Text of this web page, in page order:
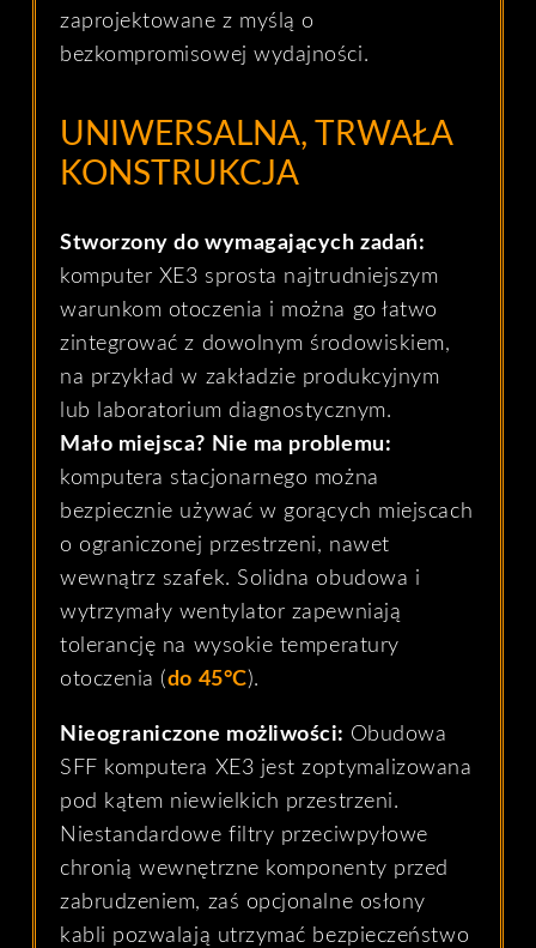
zaprojektowane z myślą o
bezkompromisowej wydajności.
UNIWERSALNA, TRWAŁA
KONSTRUKCJA
Stworzony do wymagających zadań:
komputer XE3 sprosta najtrudniejszym
warunkom otoczenia i można go łatwo
zintegrować z dowolnym środowiskiem,
na przykład w zakładzie produkcyjnym
lub laboratorium diagnostycznym.
Mało miejsca? Nie ma problemu:
komputera stacjonarnego można
bezpiecznie używać w gorących miejscach
o ograniczonej przestrzeni, nawet
wewnątrz szafek. Solidna obudowa i
wytrzymały wentylator zapewniają
tolerancję na wysokie temperatury
otoczenia (do 45°C).
Nieograniczone możliwości: Obudowa
SFF komputera XE3 jest zoptymalizowana
pod kątem niewielkich przestrzeni.
Niestandardowe filtry przeciwpyłowe
chronią wewnętrzne komponenty przed
zabrudzeniem, zaś opcjonalne osłony
kabli pozwalają utrzymać bezpieczeństwo